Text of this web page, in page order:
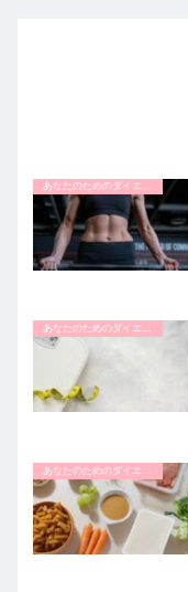
あなたのためのダイエットナビ
あなたのためのダイエットナビ
あなたのためのダイエットナビ